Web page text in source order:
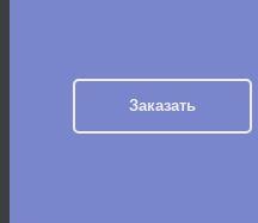
Заказать